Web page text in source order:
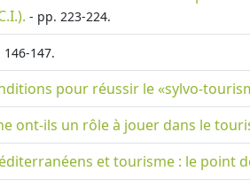
- pp. 223-224.
147.
pour réussir le «sylvo-
ont-ils un rôle à jouer dans le
et tourisme : le point